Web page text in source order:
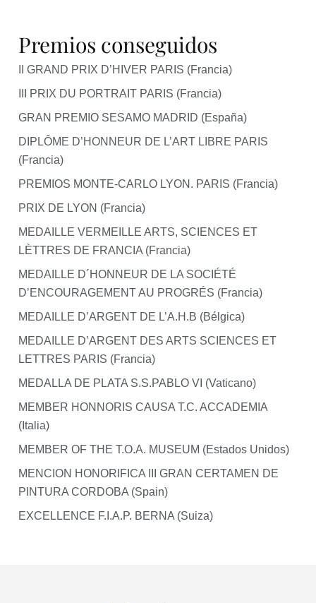
Premios conseguidos
II GRAND PRIX D’HIVER PARIS (Francia)
III PRIX DU PORTRAIT PARIS (Francia)
GRAN PREMIO SESAMO MADRID (España)
DIPLÔME D’HONNEUR DE L’ART LIBRE PARIS
(Francia)
PREMIOS MONTE-CARLO LYON. PARIS (Francia)
PRIX DE LYON (Francia)
MEDAILLE VERMEILLE ARTS, SCIENCES ET
LÈTTRES DE FRANCIA (Francia)
MEDAILLE D´HONNEUR DE LA SOCIÉTÉ
D’ENCOURAGEMENT AU PROGRÉS (Francia)
MEDAILLE D’ARGENT DE L’A.H.B (Bélgica)
MEDAILLE D’ARGENT DES ARTS SCIENCES ET
LETTRES PARIS (Francia)
MEDALLA DE PLATA S.S.PABLO VI (Vaticano)
MEMBER HONNORIS CAUSA T.C. ACCADEMIA
(Italia)
MEMBER OF THE T.O.A. MUSEUM (Estados Unidos)
MENCION HONORIFICA III GRAN CERTAMEN DE
PINTURA CORDOBA (Spain)
EXCELLENCE F.I.A.P. BERNA (Suiza)